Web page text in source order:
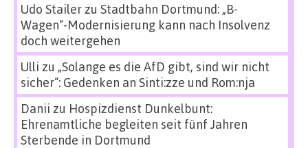
Udo Stailerzu Stadtbahn Dortmund: „B-
Wagen“-Modernisierung kann nach Insolvenz
doch weitergehen
Ulli zu „Solange es die AfD gibt, sind wir nicht
sicher“: Gedenken an Sinti:zze und Rom:nja
Danii zu Hospizdienst Dunkelbunt:
Ehrenamtliche begleiten seit fünf Jahren
Sterbende in Dortmund